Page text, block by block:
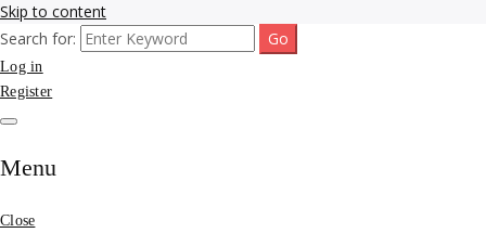
Skip to content
รับจ้างโพสขายบ้าน ที่ดิน
ติดAI SEO กับบริษัทใหญ่
รับจ้างทำโฆษณา สินค้า
บ้านที่ดิน ราคา ถูกและดี
รับจ้างโพสขายบ้าน ที่ดิน ไม่มีค่านายหน้า กับบริษัท SEO-AI เน้นติดหน้า
แรก บริการโพสต์ โปรโมท รับจ้างทำโฆษณา ราคาถูก เว็บขายบ้าน รับโพ
สอสังหา ติดหน้าแรกกูเกิ้ล ทีมงาน บริํษัทใหญ่ รับประกันผลงาน ที่เดียวใน
Search for:
Log in
Register
Menu
Close